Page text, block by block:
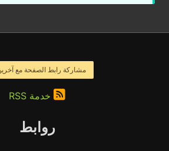
مشاركة رابط الصفحة مع
خدمة RSS
روابط